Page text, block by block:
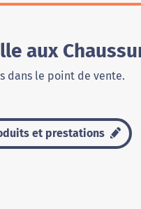
aux
dans le point de vente.
et prestations